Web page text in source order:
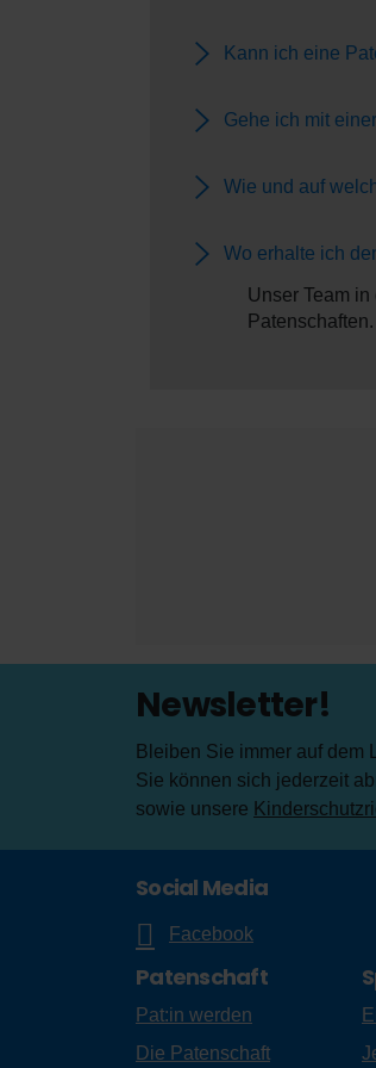
Kann ich eine
Gehe ich mit
Wie und auf
Wo erhalte ich
Unser Team
Newsletter!
Bleiben Sie immer auf dem
Sie können sich jederzeit
sowie unsere
Social Media
Facebook
Patenschaft
Pat:in werden
Die Patenschaft